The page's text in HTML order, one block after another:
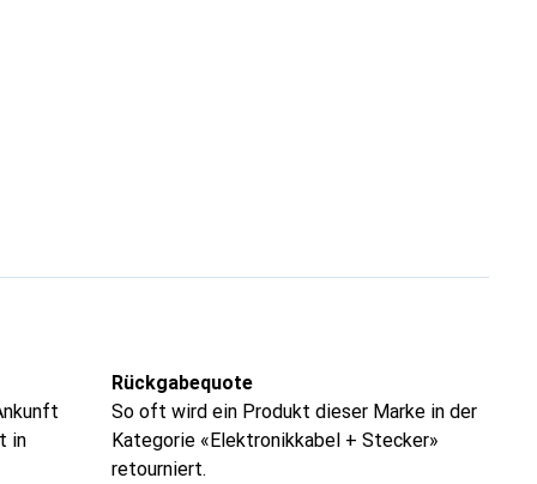
in
Rückgabequote
So oft wird ein Produkt dieser Marke in der
Kategorie «Elektronikkabel + Stecker»
retourniert.